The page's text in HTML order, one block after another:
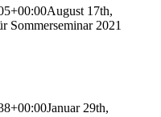
August 17th,
Sommerseminar 2021
Januar 29th,